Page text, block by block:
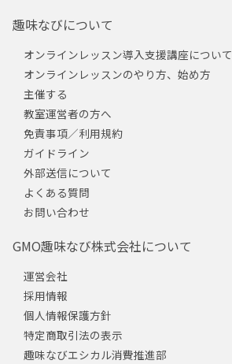
趣味なびについて
オンラインレッスン導入支援講座について
オンラインレッスンのやり方、始め方
主催する
教室運営者の方へ
免責事項／利用規約
ガイドライン
外部送信について
よくある質問
お問い合わせ
GMO趣味なび株式会社について
運営会社
採用情報
個人情報保護方針
特定商取引法の表示
趣味なびエシカル消費推進部